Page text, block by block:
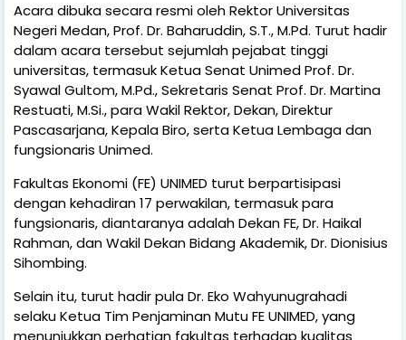
Acara dibuka secara resmi oleh Rektor Universitas
Negeri Medan, Prof. Dr. Baharuddin, S.T., M.Pd. Turut hadir
dalam acara tersebut sejumlah pejabat tinggi
universitas, termasuk Ketua Senat Unimed Prof. Dr.
Syawal Gultom, M.Pd., Sekretaris Senat Prof. Dr. Martina
Restuati, M.Si., para Wakil Rektor, Dekan, Direktur
Pascasarjana, Kepala Biro, serta Ketua Lembaga dan
fungsionaris Unimed.
Fakultas Ekonomi (FE) UNIMED turut berpartisipasi
dengan kehadiran 17 perwakilan, termasuk para
fungsionaris, diantaranya adalah Dekan FE, Dr. Haikal
Rahman, dan Wakil Dekan Bidang Akademik, Dr. Dionisius
Sihombing.
Selain itu, turut hadir pula Dr. Eko Wahyunugrahadi
selaku Ketua Tim Penjaminan Mutu FE UNIMED, yang